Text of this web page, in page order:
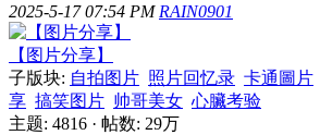
2025-5-17 07:54 PM RAIN0901
【图片分享】
子版块: 自拍图片 照片回忆录 卡通圖片
享 搞笑图片 帅哥美女 心臟考验
主题: 4816 · 帖数: 29万